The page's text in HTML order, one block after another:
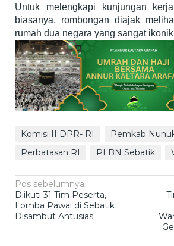
Untuk melengkapi kunjungan
biasanya, rombongan diajak
rumah dua negara yang sangat
Komisi II DPR- RI
Pemkab
Perbatasan RI
PLBN Sebatik
Navigasi
pos
Pos sebelumnya
Diikuti 31 Tim Peserta,
Lomba Pawai di Sebatik
Disambut Antusias